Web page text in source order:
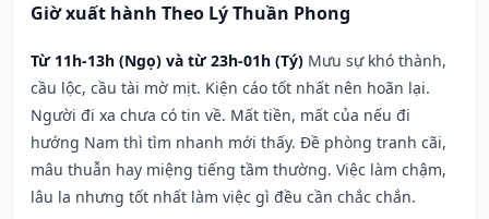
Giờ xuất hành Theo Lý Thuần Phong
Từ 11h-13h (Ngọ) và từ 23h-01h (Tý) Mưu sự khó thành,
cầu lộc, cầu tài mờ mịt. Kiện cáo tốt nhất nên hoãn lại.
Người đi xa chưa có tin về. Mất tiền, mất của nếu đi
hướng Nam thì tìm nhanh mới thấy. Đề phòng tranh cãi,
mâu thuẫn hay miệng tiếng tầm thường. Việc làm chậm,
lâu la nhưng tốt nhất làm việc gì đều cần chắc chắn.